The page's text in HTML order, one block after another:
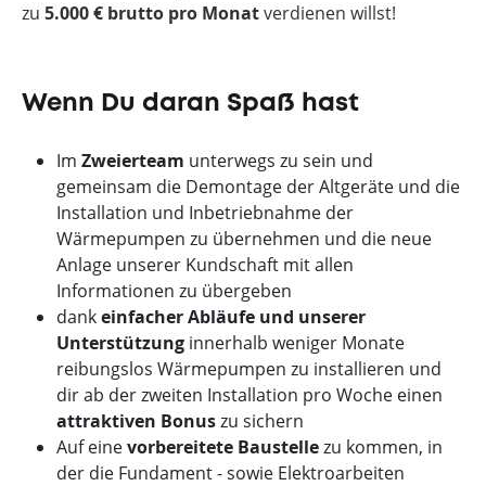
zu 5.000 € brutto pro Monatverdienen willst!
Wenn Du daran Spaß hast
Im Zweierteam unterwegs zu sein und
gemeinsam die Demontage der Altgeräte und die
Installation und Inbetriebnahme der
Wärmepumpen zu übernehmen und die neue
Anlage unserer Kundschaft mit allen
Informationen zu übergeben
dankeinfacher Abläufe und unserer
Unterstützung innerhalb weniger Monate
reibungslos Wärmepumpen zu installieren und
dir ab der zweiten Installation pro Woche einen
attraktiven Bonuszu sichern
Auf einevorbereitete Baustellezu kommen, in
der die Fundament - sowie Elektroarbeiten